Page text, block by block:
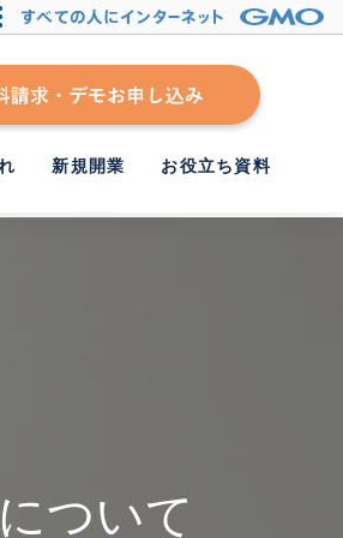
新規開業 お役立ち資料
ついて